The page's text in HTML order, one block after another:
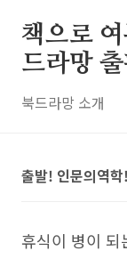
책으로
드라망
북드라망 소개
출발! 인문의역
휴식이 병이 되